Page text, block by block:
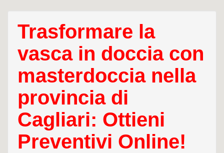
Trasformare la
vasca in doccia con
masterdoccia nella
provincia di
Cagliari: Ottieni
Preventivi Online!